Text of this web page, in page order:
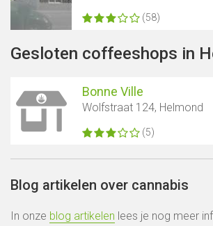
(58)
Gesloten coffeeshops in
Bonne Ville
Wolfstraat 124, Helmond
(5)
Blog artikelen over cannabis
In onze blog artikelen lees je nog meer